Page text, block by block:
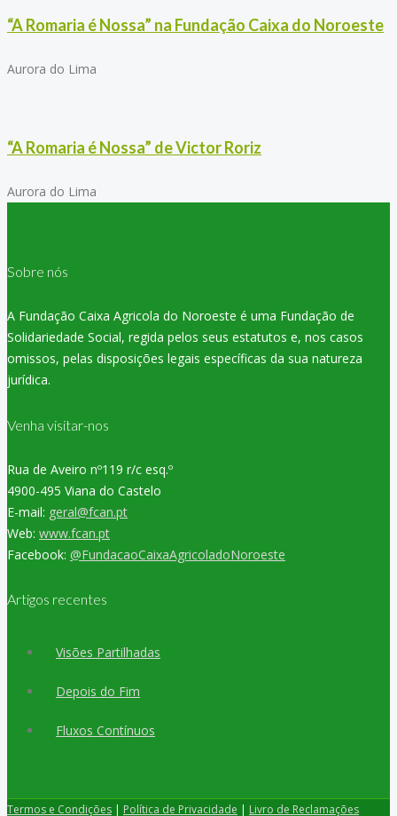
“A Romaria é Nossa” na Fundação Caixa do Noroeste
Aurora do Lima
“A Romaria é Nossa” de Victor Roriz
Aurora do Lima
Sobre nós
A Fundação Caixa Agricola do Noroeste é uma Fundação de
Solidariedade Social, regida pelos seus estatutos e, nos casos
omissos, pelas disposições legais específicas da sua natureza
jurídica.
Venha visitar-nos
Rua de Aveiro nº119 r/c esq.º
4900-495 Viana do Castelo
E-mail: geral@fcan.pt
Web: www.fcan.pt
Facebook: @FundacaoCaixaAgricoladoNoroeste
Artigos recentes
Visões Partilhadas
Depois do Fim
Fluxos Contínuos
Termos e Condições | Política de Privacidade | Livro de Reclamações